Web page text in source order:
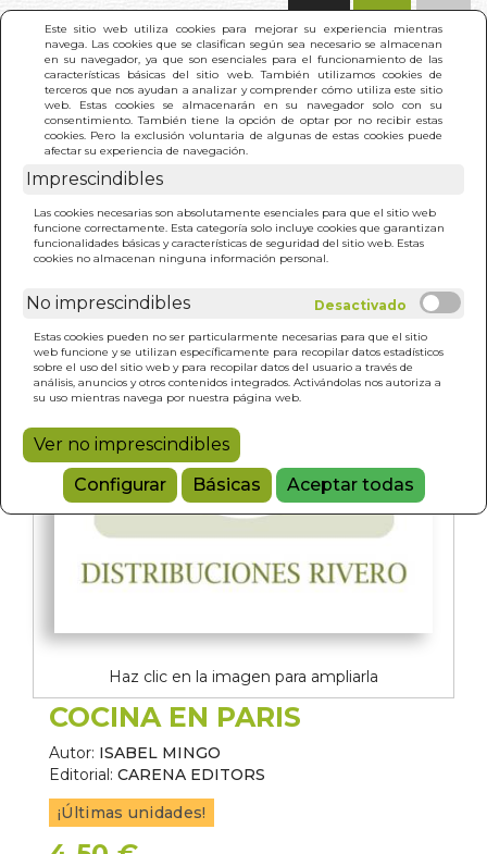
Este sitio web utiliza cookies para mejorar su experiencia mientras
navega. Las cookies que se clasifican según sea necesario se almacenan
en su navegador, ya que son esenciales para el funcionamiento de las
características básicas del sitio web. También utilizamos cookies de
terceros que nos ayudan a analizar y comprender cómo utiliza este sitio
web. Estas cookies se almacenarán en su navegador solo con su
consentimiento. También tiene la opción de optar por no recibir estas
cookies. Pero la exclusión voluntaria de algunas de estas cookies puede
afectar su experiencia de navegación.
Imprescindibles
Las cookies necesarias son absolutamente esenciales para que el sitio web
funcione correctamente. Esta categoría solo incluye cookies que garantizan
funcionalidades básicas y características de seguridad del sitio web. Estas
cookies no almacenan ninguna información personal.
No imprescindibles
Estas cookies pueden no ser particularmente necesarias para que el sitio
web funcione y se utilizan específicamente para recopilar datos estadísticos
sobre el uso del sitio web y para recopilar datos del usuario a través de
análisis, anuncios y otros contenidos integrados. Activándolas nos autoriza a
su uso mientras navega por nuestra página web.
Ver no imprescindibles
Configurar
Básicas Aceptar todas
INICIO > COCINA EN PARIS
Haz clic en la imagen para ampliarla
COCINA EN PARIS
Autor: ISABEL MINGO
Editorial: CARENA EDITORS
¡Últimas unidades!